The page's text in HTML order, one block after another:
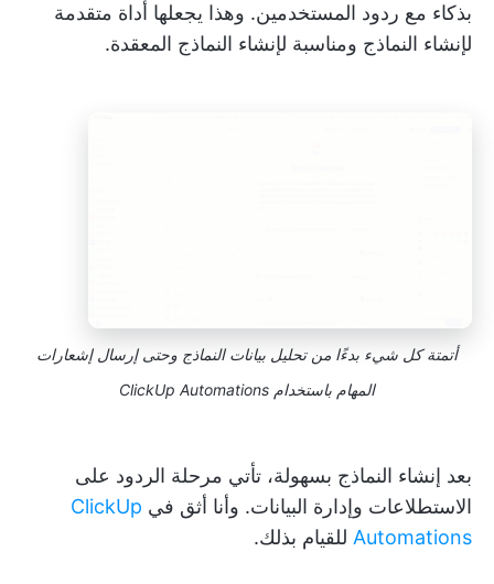
بذكاء مع ردود المستخدمين. وهذا يجعلها أداة متقدمة
لإنشاء النماذج ومناسبة لإنشاء النماذج المعقدة.
أتمتة كل شيء بدءًا من تحليل بيانات النماذج وحتى إرسال إشعارات
المهام باستخدام ClickUp Automations
بعد إنشاء النماذج بسهولة، تأتي مرحلة الردود على
الاستطلاعات وإدارة البيانات. وأنا أثق في ClickUp
Automations للقيام بذلك.